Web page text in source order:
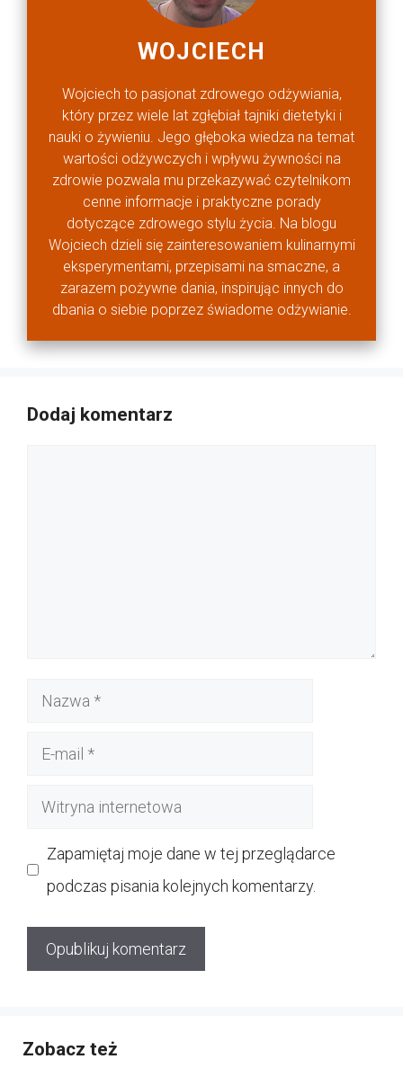
WOJCIECH
Wojciech to pasjonat zdrowego odżywiania,
który przez wiele lat zgłębiał tajniki dietetyki i
nauki o żywieniu. Jego głęboka wiedza na temat
wartości odżywczych i wpływu żywności na
zdrowie pozwala mu przekazywać czytelnikom
cenne informacje i praktyczne porady
dotyczące zdrowego stylu życia. Na blogu
Wojciech dzieli się zainteresowaniem kulinarnymi
eksperymentami, przepisami na smaczne, a
zarazem pożywne dania, inspirując innych do
dbania o siebie poprzez świadome odżywianie.
Dodaj komentarz
Nazwa
Witryna
Zapamiętaj moje dane w tej przeglądarce
podczas pisania kolejnych komentarzy.
Zobacz też